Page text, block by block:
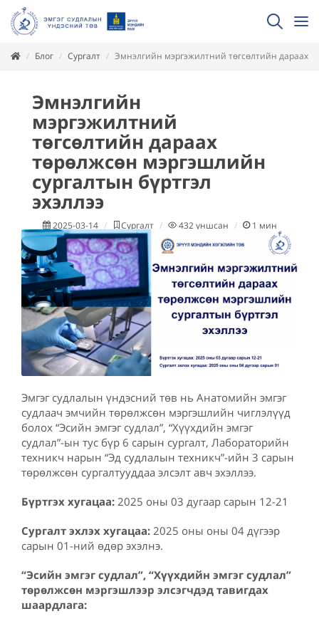
Блог Сургалт Эмнэлгийн мэргэжилтний төгсөлтийн дараах
Эмнэлгийн
мэргэжилтний
төгсөлтийн дараах
төрөлжсөн мэргэшлийн
сургалтын бүртгэл
эхэллээ
2025-03-14 Сургалт 432уншсан 1 минут
Эмгэг судлалын үндэсний төв нь Анатомийн эмгэг
судлаач эмчийн төрөлжсөн мэргэшлийн чиглэлүүд
болох “Эсийн эмгэг судлал”, “Хүүхдийн эмгэг
судлал”-ын тус бүр 6 сарын сургалт, Лабораторийн
техникч нарын “Эд судлалын техникч”-ийн 3 сарын
төрөлжсөн сургалтууддаа элсэлт авч эхэллээ.
Бүртгэх хугацаа: 2025 оны 03 дугаар сарын 12-21
Сургалт эхлэх хугацаа: 2025 оны оны 04 дүгээр
сарын 01-ний өдөр эхэлнэ.
“Эсийн эмгэг судлал”, “Хүүхдийн эмгэг судлал”
төрөлжсөн мэргэшлээр элсэгчдэд тавигдах
шаардлага: